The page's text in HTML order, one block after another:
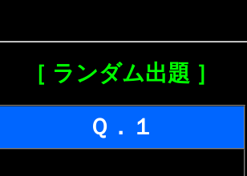
［ ランダム出題 ］
Ｑ．１